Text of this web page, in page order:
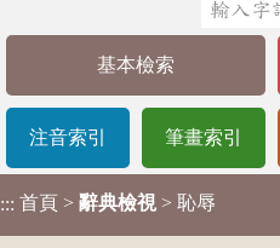
基本檢索
注音索引 筆畫索引
::: 首頁 > 辭典檢視 > 恥辱